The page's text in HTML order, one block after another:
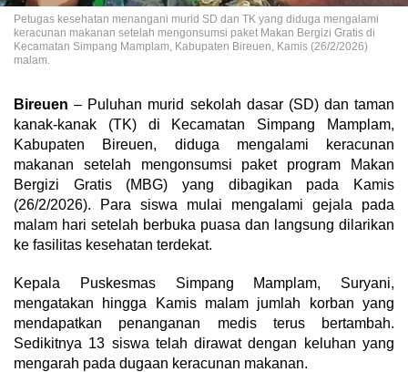
Petugas kesehatan menangani murid SD dan TK yang diduga mengalami
keracunan makanan setelah mengonsumsi paket Makan Bergizi Gratis di
Kecamatan Simpang Mamplam, Kabupaten Bireuen, Kamis (26/2/2026)
malam.
Bireuen – Puluhan murid sekolah dasar (SD) dan taman
kanak-kanak (TK) di Kecamatan Simpang Mamplam,
Kabupaten Bireuen, diduga mengalami keracunan
makanan setelah mengonsumsi paket program Makan
Bergizi Gratis (MBG) yang dibagikan pada Kamis
(26/2/2026). Para siswa mulai mengalami gejala pada
malam hari setelah berbuka puasa dan langsung dilarikan
ke fasilitas kesehatan terdekat.
Kepala Puskesmas Simpang Mamplam, Suryani,
mengatakan hingga Kamis malam jumlah korban yang
mendapatkan penanganan medis terus bertambah.
Sedikitnya 13 siswa telah dirawat dengan keluhan yang
mengarah pada dugaan keracunan makanan.